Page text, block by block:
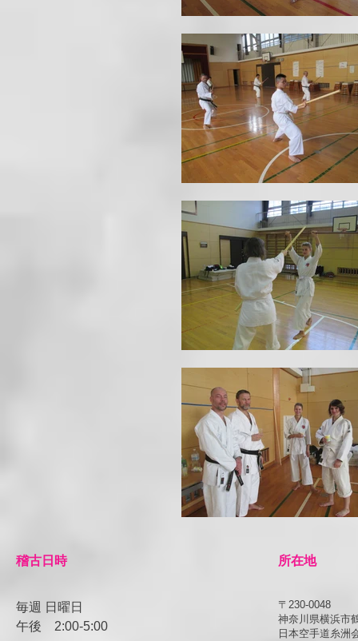
​稽古日時
毎週 日曜日
午後 ​2:00-5:00
所在地
〒230-0048
神奈川県横浜市
日本空手道糸洲